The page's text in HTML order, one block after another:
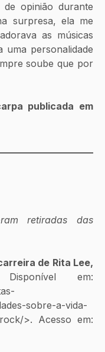
opinião durante
surpresa, ela me
as músicas
uma personalidade
soube que por
publicada em
retiradas das
de Rita Lee,
em:
sobre-a-vida-
>. Acesso em: